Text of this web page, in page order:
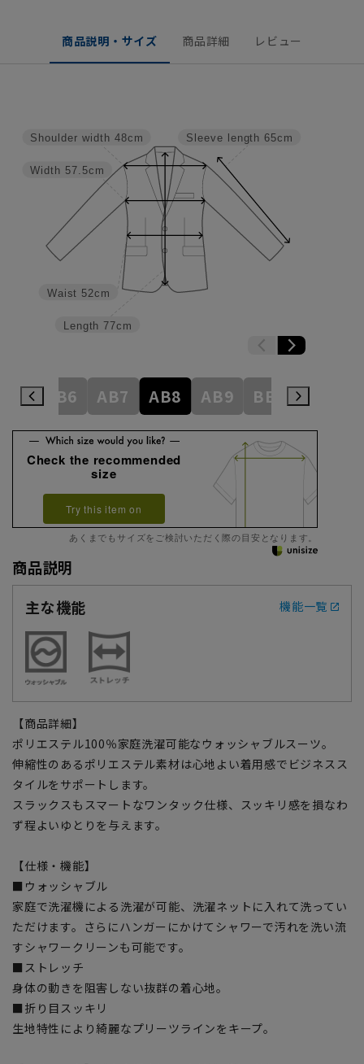
商品説明・サイズ 商品詳細 レビュー
Sleeve length 65cm
Length 77cm
Waist 52cm
Width 57.5cm
Shoulder width 48cm
AB6 AB7 AB8 AB9 BE3 BE4
Check the recommended
size
Try this item on
あくまでもサイズをご検討いただく際の目安となります。
商品説明
主な機能
機能一覧
【商品詳細】
ポリエステル100％家庭洗濯可能なウォッシャブルスーツ。
伸縮性のあるポリエステル素材は心地よい着用感でビジネスス
タイルをサポートします。
スラックスもスマートなワンタック仕様、スッキリ感を損なわ
ず程よいゆとりを与えます。
【仕様・機能】
■ウォッシャブル
家庭で洗濯機による洗濯が可能、洗濯ネットに入れて洗ってい
ただけます。さらにハンガーにかけてシャワーで汚れを洗い流
すシャワークリーンも可能です。
■ストレッチ
身体の動きを阻害しない抜群の着心地。
■折り目スッキリ
生地特性により綺麗なプリーツラインをキープ。